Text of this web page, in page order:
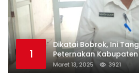
1
Dikatai Bobrok, Ini
Peternakan
Maret 13, 2025 3921